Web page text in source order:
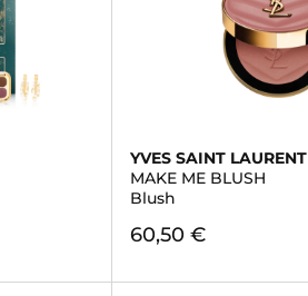
YVES SAINT LAURENT
MAKE ME BLUSH
Blush
60,50 €